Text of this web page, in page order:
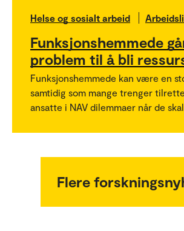
Helse og sosialt arbeid
Funksjonshemmede
problem til å bli
Funksjonshemmede kan være en
samtidig som mange trenger
ansatte i NAV dilemmaer når de
Flere